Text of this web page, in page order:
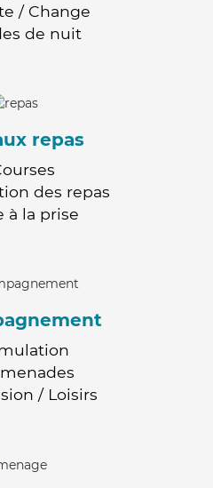
/ Change
de nuit
repas
des repas
à la prise
/ Loisirs